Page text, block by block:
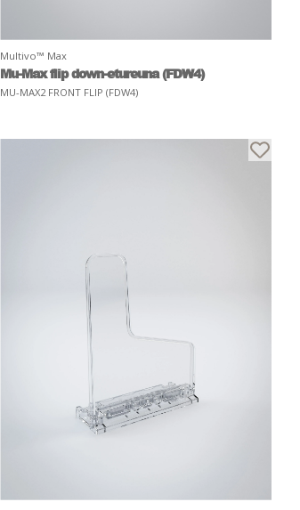
Multivo™ Max
Mu-Max flip down-etureuna (FDW4)
MU-MAX2 FRONT FLIP (FDW4)